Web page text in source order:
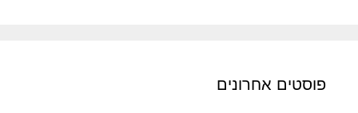
פוסטים אחרונים